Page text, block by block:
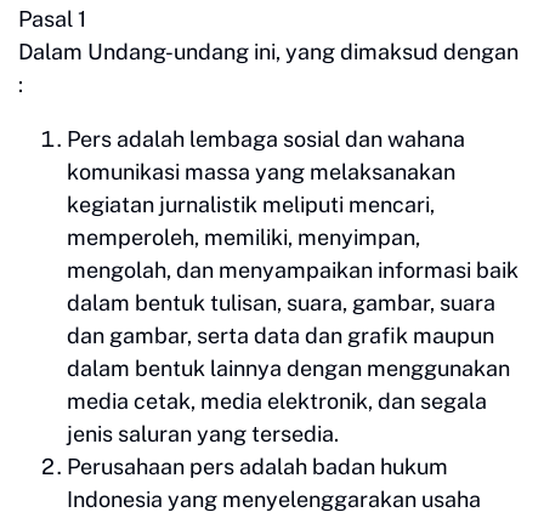
Pasal 1
Dalam Undang-undang ini, yang dimaksud dengan
:
Pers adalah lembaga sosial dan wahana
komunikasi massa yang melaksanakan
kegiatan jurnalistik meliputi mencari,
memperoleh, memiliki, menyimpan,
mengolah, dan menyampaikan informasi baik
dalam bentuk tulisan, suara, gambar, suara
dan gambar, serta data dan grafik maupun
dalam bentuk lainnya dengan menggunakan
media cetak, media elektronik, dan segala
jenis saluran yang tersedia.
Perusahaan pers adalah badan hukum
Indonesia yang menyelenggarakan usaha